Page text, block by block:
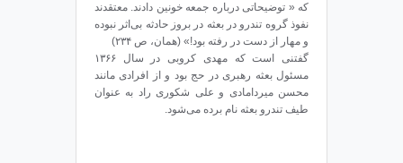
که « توضیحاتی درباره جمعه خونین دادند. معتقدند
نفوذ گروه تندرو در بعثه در بروز حادثه بی‌اثر نبوده
و مهار از دست در رفته بود!» (همان، ص ۲۳۴)
گفتنی است که مهدی کروبی در سال ۱۳۶۶
مسئول بعثه رهبری در حج بود و از افرادی مانند
محسن میردامادی و علی شکوری راد به عنوان
طیف تندرو بعثه نام برده می‌شود.